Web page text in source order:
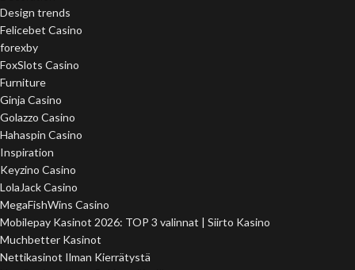
Design trends
Felicebet Casino
forexby
FoxSlots Casino
Furniture
Ginja Casino
Golazzo Casino
Hahaspin Casino
Inspiration
Keyzino Casino
LolaJack Casino
MegaFishWins Casino
Mobilepay Kasinot 2026: TOP 3 valinnat | Siirto Kasino
Muchbetter Kasinot
Nettikasinot Ilman Kierrätystä